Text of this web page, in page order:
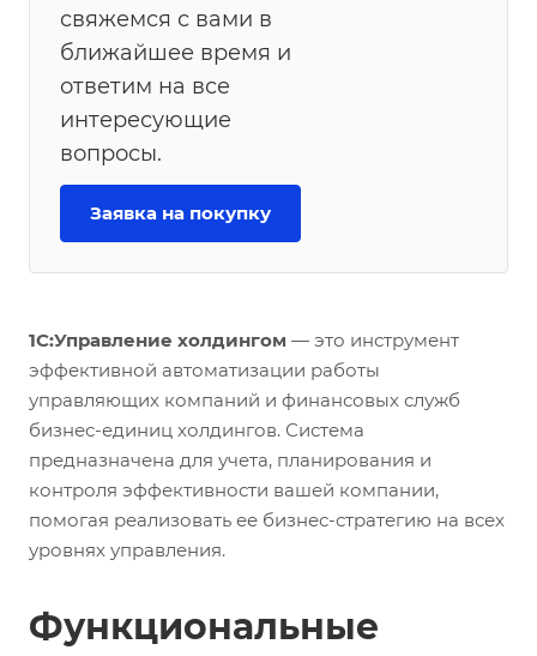
свяжемся с вами в
ближайшее время и
ответим на все
интересующие
вопросы.
Заявка на покупку
1С:Управление холдингом — это инструмент
эффективной автоматизации работы
управляющих компаний и финансовых служб
бизнес-единиц холдингов. Система
предназначена для учета, планирования и
контроля эффективности вашей компании,
помогая реализовать ее бизнес-стратегию на всех
уровнях управления.
Функциональные